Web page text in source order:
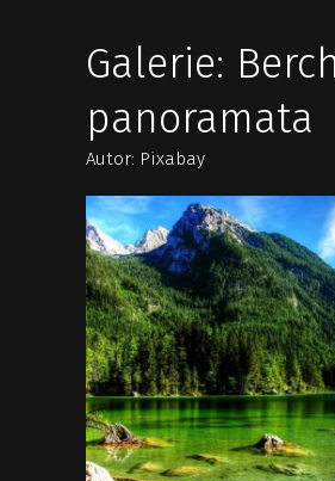
Galerie:
panoramata
Autor: Pixabay